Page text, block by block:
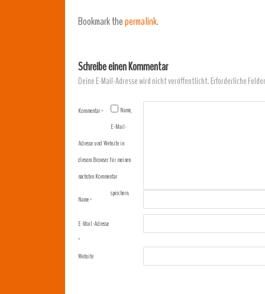
Bookmark thepermalink.
Schreibe einen Kommentar
Deine E-Mail-Adresse wird nicht veröffentlicht.Erforderliche
Kommentar*
Name*
E-Mail-Adresse
*
Website
Name,
E-Mail-
Adresse und Website in
diesem Browser für meinen
nächsten Kommentar
speichern.